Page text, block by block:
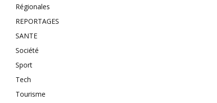
Régionales
REPORTAGES
SANTE
Société
Sport
Tech
Tourisme